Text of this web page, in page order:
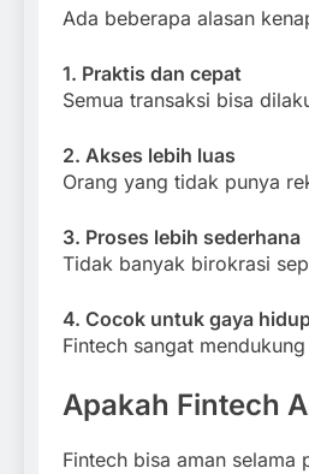
Ada beberapa alasan
1. Praktis dan cepat
Semua transaksi bisa
2. Akses lebih luas
Orang yang tidak punya
3. Proses lebih sederhana
Tidak banyak birokrasi
4. Cocok untuk gaya
Fintech sangat
Apakah Fintech
Fintech bisa aman selama